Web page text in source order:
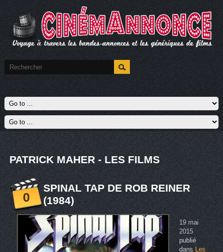
PATRICK MAHER - LES FILMS
0
SPINAL TAP DE ROB REINER
(1984)
19 mai
2015
publié
dansLes